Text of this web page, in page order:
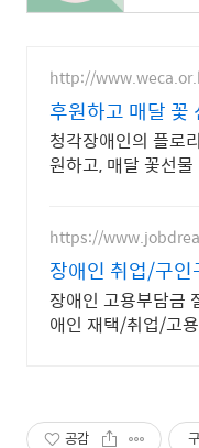
http://
후원하고 매달 꽃
3만원
청각장애인의 플로
원하고, 매달 꽃선
https://
장애인 취업/구인
무료컨설팅 및 재
장애인 고용부담금
애인 재택/취업/고
공감